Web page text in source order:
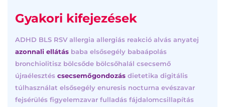
Gyakori kifejezések
ADHD BLS RSV allergia allergiás reakció alvás anyatej
azonnali ellátás baba elsősegély babaápolás
bronchiolitisz bölcsőde bölcsőhalál csecsemő
újraélesztés csecsemőgondozás dietetika digitális
túlhasználat elsősegély enuresis nocturna evészavar
fejsérülés figyelemzavar fulladás fájdalomcsillapítás